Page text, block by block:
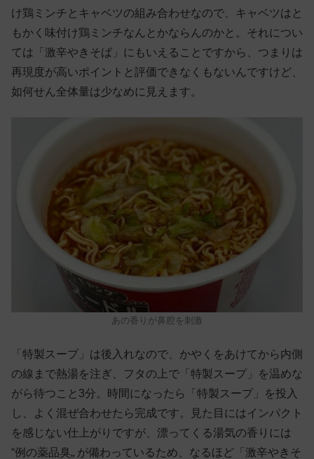
け鶏ミンチとキャベツの組み合わせなので、キャベツはと
もかく味付け鶏ミンチなんとかならんのかと。それについ
ては「激辛やきそば」にもいえることですから、つまりは
再現度が高いポイントと評価できなくもないんですけど、
如何せん全体量は少なめに見えます。
あの香りが鼻腔を刺激
「特製スープ」は後入れなので、かやくをあけてから内側
の線まで熱湯を注ぎ、フタの上で「特製スープ」を温めな
がら待つこと3分。時間になったら「特製スープ」を投入
し、よく混ぜ合わせたら完成です。見た目にはインパクト
を感じない仕上がりですが、漂ってくる湯気の香りには
“例の薬品臭„ が備わっているため、なるほど「激辛やきそ